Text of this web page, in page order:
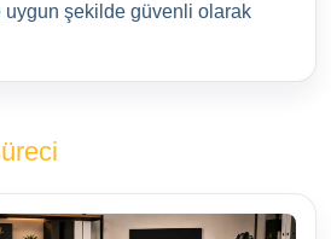
şekilde güvenli olarak